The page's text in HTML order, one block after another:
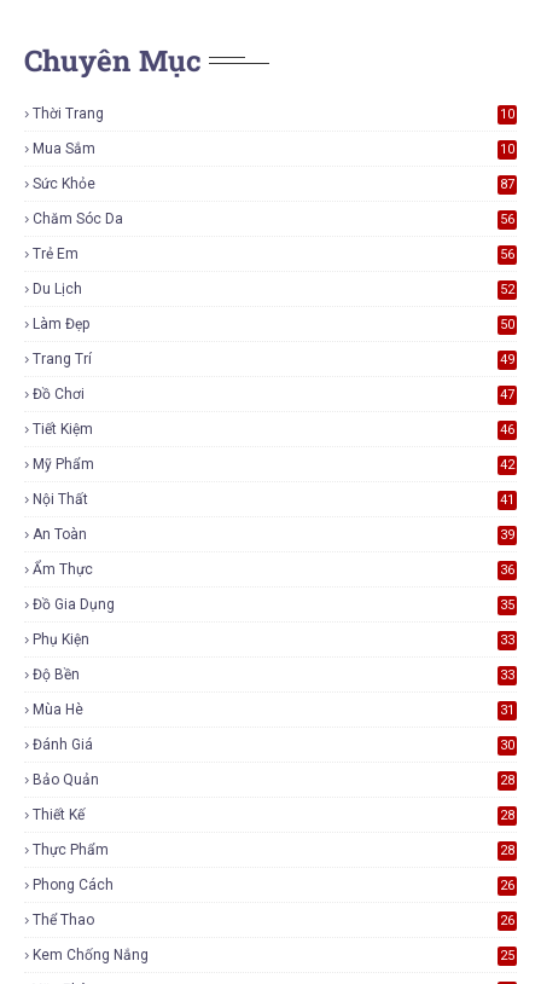
Chuyên Mục
Thời Trang
10
Mua Sắm
10
Sức Khỏe 87
Chăm Sóc Da 56
Trẻ Em 56
Du Lịch 52
Làm Đẹp 50
Trang Trí 49
Đồ Chơi 47
Tiết Kiệm 46
Mỹ Phẩm 42
Nội Thất 41
An Toàn 39
Ẩm Thực 36
Đồ Gia Dụng 35
Phụ Kiện 33
Độ Bền 33
Mùa Hè 31
Đánh Giá 30
Bảo Quản 28
Thiết Kế 28
Thực Phẩm 28
Phong Cách 26
Thể Thao 26
Kem Chống Nắng 25